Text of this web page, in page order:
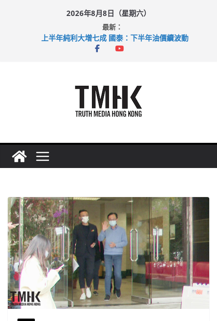
2026年8月8日（星期六）
最新：
上半年純利大增七成 國泰：下半年油價續波動
拜仁熱身賽挫維拉 啟德主場館奪錦標